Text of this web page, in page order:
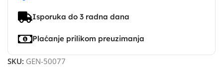
Isporuka do 3 radna dana
Plaćanje prilikom preuzimanja
SKU: GEN-50077